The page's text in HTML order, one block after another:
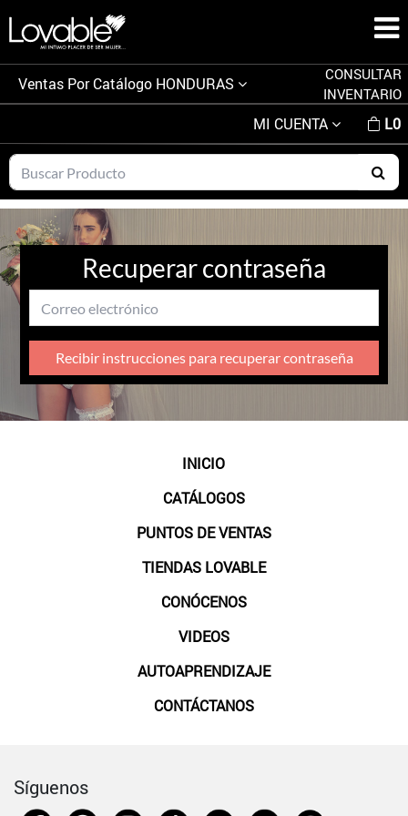
Ventas Por Catálogo HONDURAS
CONSULTAR
INVENTARIO
MI CUENTA L0
Recuperar contraseña
Recibir instrucciones para recuperar contraseña
INICIO
CATÁLOGOS
PUNTOS DE VENTAS
TIENDAS LOVABLE
CONÓCENOS
VIDEOS
AUTOAPRENDIZAJE
CONTÁCTANOS
Síguenos